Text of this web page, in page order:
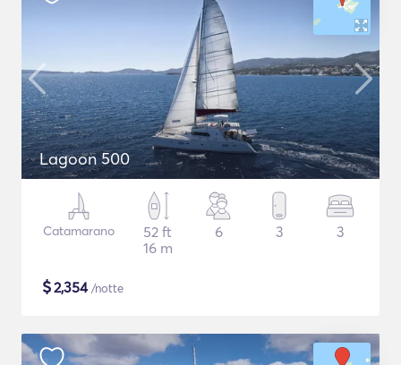
Lagoon 500
Catamarano
52 ft
16 m
6 3 3
$2,354/notte